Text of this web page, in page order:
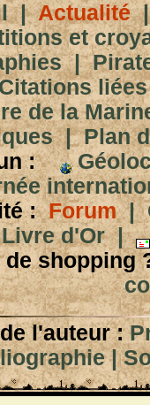
|Actualité
et
|
de la
|Plan
:
: Forum|
Livre d'Or|
de shopping
l'auteur :
|